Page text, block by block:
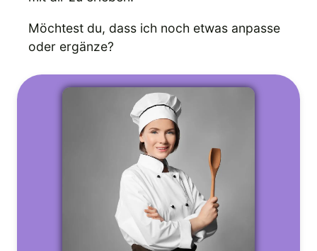
Möchtest du, dass ich noch etwas anpasse
oder ergänze?